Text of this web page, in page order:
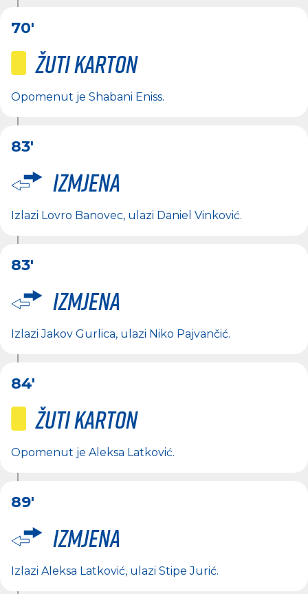
70'
Žuti karton
Opomenut je Shabani Eniss.
83'
Izmjena
Izlazi Lovro Banovec, ulazi Daniel Vinković.
83'
Izmjena
IzlaziJakov Gurlica, ulazi Niko Pajvančić.
84'
Žuti karton
Opomenut je Aleksa Latković.
89'
Izmjena
Izlazi Aleksa Latković, ulazi Stipe Jurić.